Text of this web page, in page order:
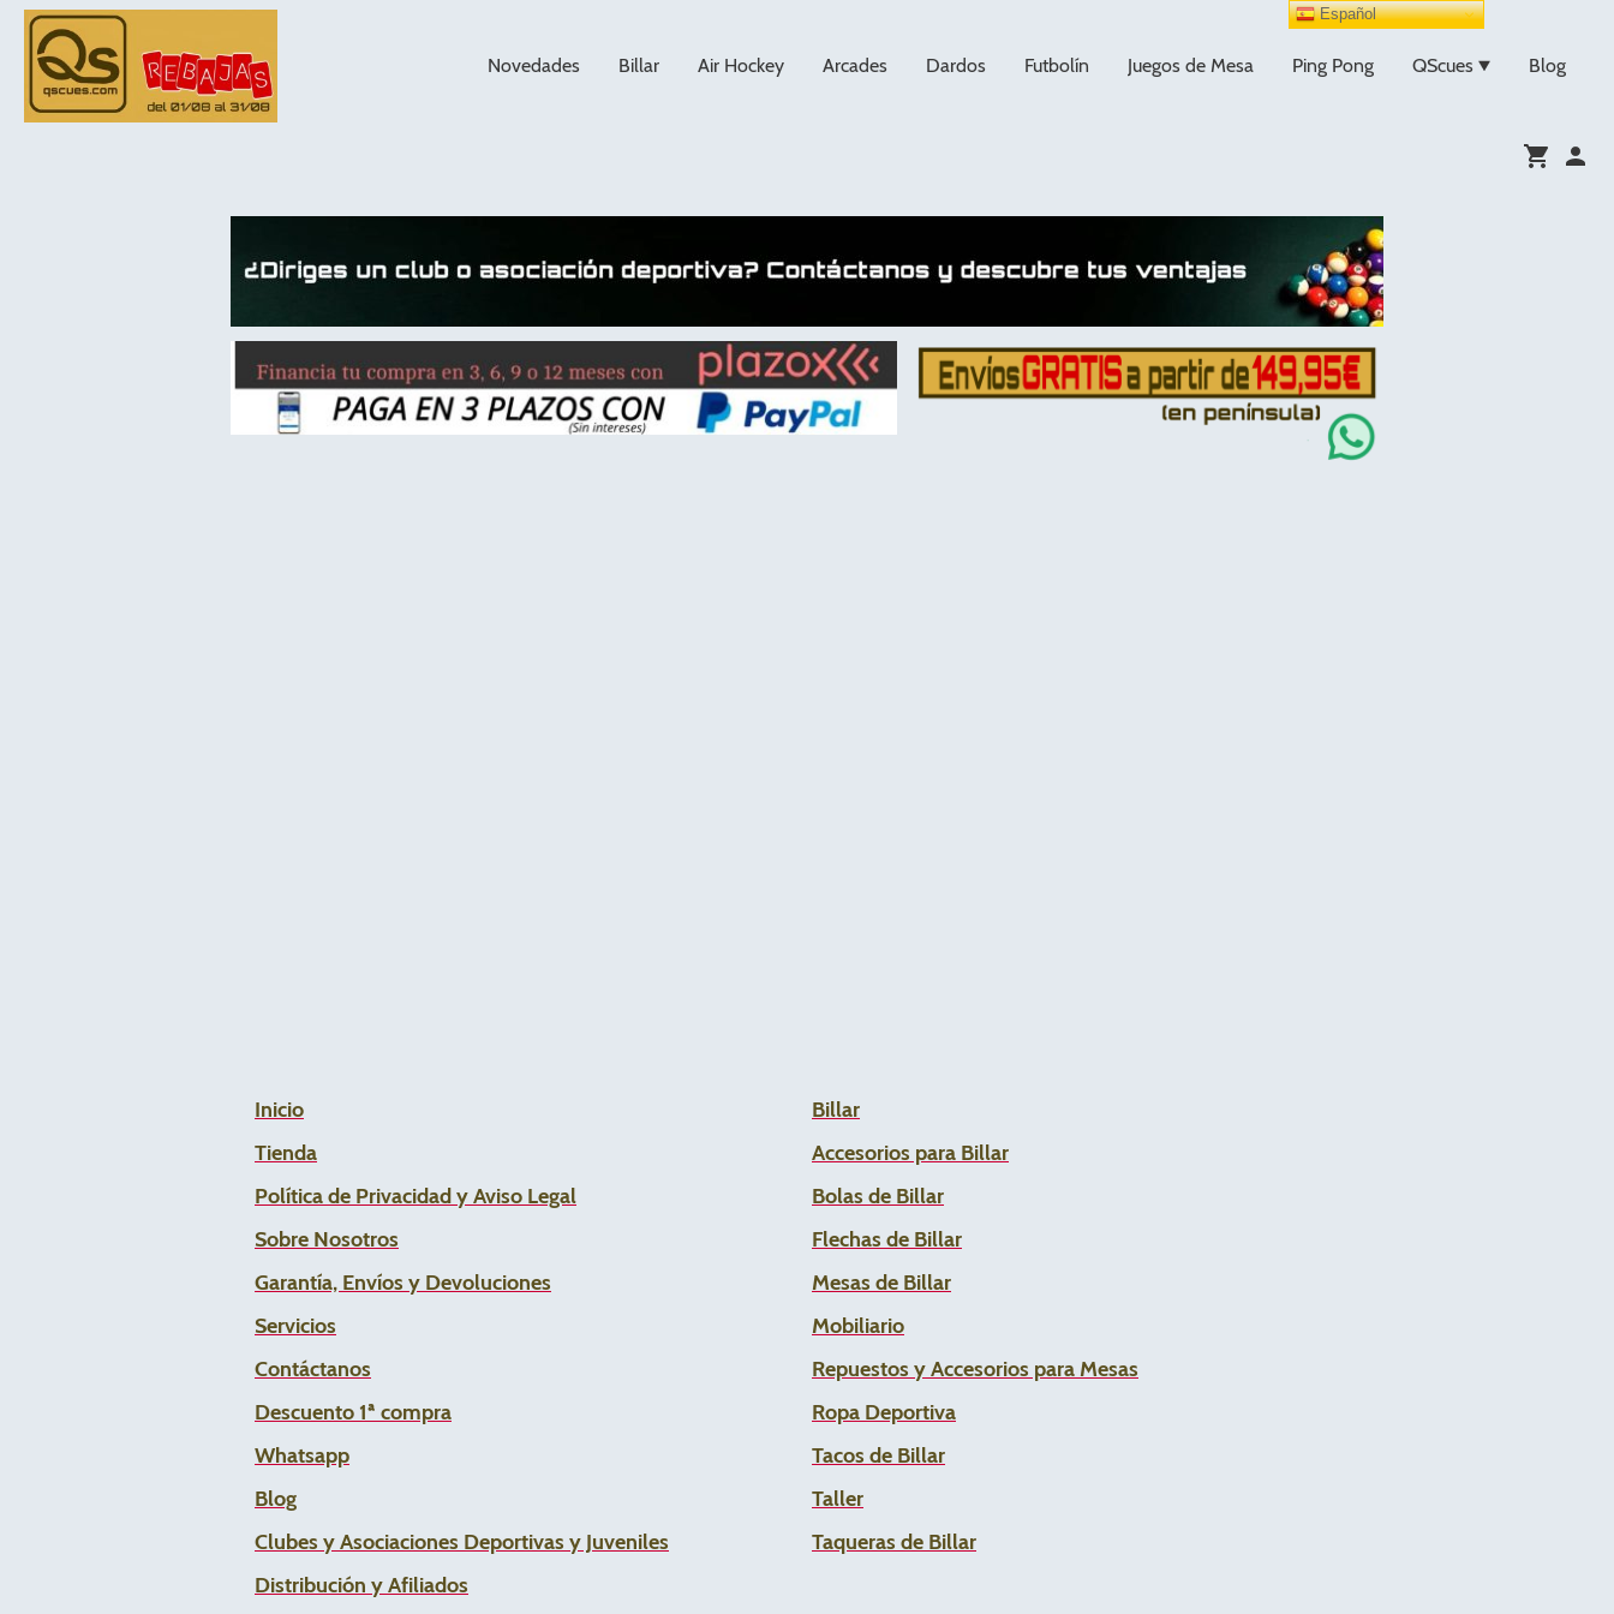
Novedades Billar Air Hockey Arcades Dardos Futbolín Juegos de Mesa Ping Pong QScues Blog
Inicio
Tienda
Política de Privacidad y Aviso Legal
Sobre Nosotros
Garantía, Envíos y Devoluciones
Servicios
Contáctanos
Descuento 1ª compra
Whatsapp
Blog
Clubes y Asociaciones Deportivas y Juveniles
Distribución y Afiliados
Billar
Accesorios para Billar
Bolas de Billar
Flechas de Billar
Mesas de Billar
Mobiliario
Repuestos y Accesorios para Mesas
Ropa Deportiva
Tacos de Billar
Taller
Taqueras de Billar
Español